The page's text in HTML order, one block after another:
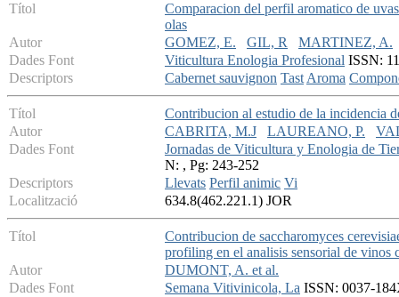
Títol
Comparacion del perfil aromatico de
olas
Autor
GOMEZ, E. GIL, R
MARTINEZ, A.
Dades Font
Viticultura Enologia Profesional ISSN:
Descriptors
Cabernet sauvignon TastAroma
Títol
Contribucion al estudio de la incidencia
Autor
CABRITA, M.J LAUREANO, P.
Dades Font
Jornadas de Viticultura y Enologia de
N: , Pg: 243-252
Descriptors
Llevats Perfil animic Vi
Localització
634.8(462.221.1) JOR
Títol
Contribucion de saccharomyces
profiling en el analisis sensorial de vinos
Autor
DUMONT, A. et al.
Dades Font
Semana Vitivinicola, La ISSN: 0037-